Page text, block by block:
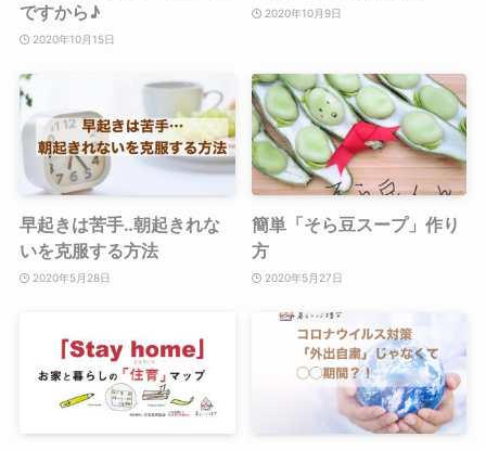
ですから♪
2020年10月15日
2020年10月9日
早起きは苦手‥朝起きれな
いを克服する方法
2020年5月28日
簡単「そら豆スープ」作り
方
2020年5月27日